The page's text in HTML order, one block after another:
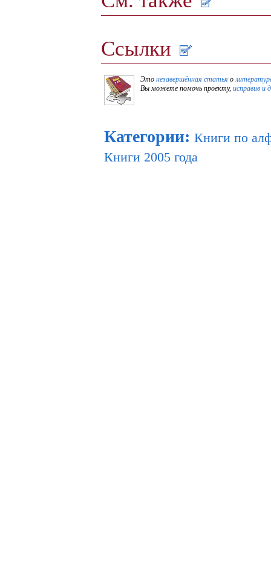
Ссылки
Это незавершённая статья о
Вы можете помочь проекту, исправив и
Категории: Книги по
Книги 2005 года